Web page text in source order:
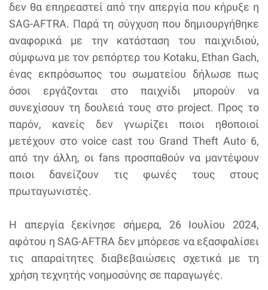
δεν θα επηρεαστεί από την απεργία που κήρυξε η
SAG-AFTRA. Παρά τη σύγχυση που δημιουργήθηκε
αναφορικά με την κατάσταση του παιχνιδιού,
σύμφωνα με τον ρεπόρτερ του Kotaku, Ethan Gach,
ένας εκπρόσωπος του σωματείου δήλωσε πως
όσοι εργάζονται στο παιχνίδι μπορούν να
συνεχίσουν τη δουλειά τους στο project. Προς το
παρόν, κανείς δεν γνωρίζει ποιοι ηθοποιοί
μετέχουν στο voice cast του Grand Theft Auto 6,
από την άλλη, οι fans προσπαθούν να μαντέψουν
ποιοι δανείζουν τις φωνές τους στους
πρωταγωνιστές.
Η απεργία ξεκίνησε σήμερα, 26 Ιουλίου 2024,
αφότου η SAG-AFTRA δεν μπόρεσε να εξασφαλίσει
τις απαραίτητες διαβεβαιώσεις σχετικά με τη
χρήση τεχνητής νοημοσύνης σε παραγωγές.